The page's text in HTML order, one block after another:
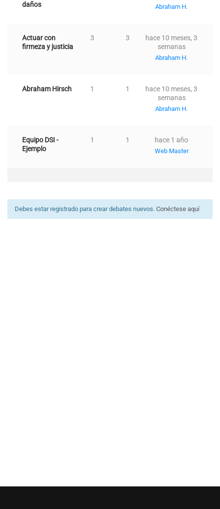
daños
Abraham H.
Actuar con
firmeza y justicia
3 3
hace 10 meses, 3
semanas
Abraham H.
Abraham Hirsch 1 1
hace 10 meses, 3
semanas
Abraham H.
Equipo DSI -
Ejemplo
1 1 hace 1 año
Web Master
Debes estar registrado para crear debates nuevos. Conéctese aquí